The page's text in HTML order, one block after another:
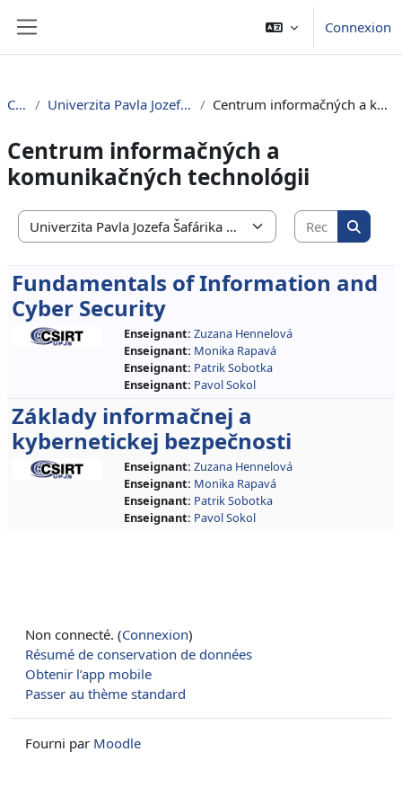
Connexion
Cours Univerzita Pavla Jozefa Šafárika v Košiciach Centrum informačných a komunikačných technológii
Centrum informačných a
komunikačných technológii
Catégories de cours
Fundamentals of Information and
Cyber Security
Enseignant: Zuzana Hennelová
Enseignant: Monika Rapavá
Enseignant: Patrik Sobotka
Enseignant: Pavol Sokol
Základy informačnej a
kybernetickej bezpečnosti
Enseignant: Zuzana Hennelová
Enseignant: Monika Rapavá
Enseignant: Patrik Sobotka
Enseignant: Pavol Sokol
Non connecté. (Connexion)
Résumé de conservation de données
Obtenir l’app mobile
Passer au thème standard
Fourni par Moodle